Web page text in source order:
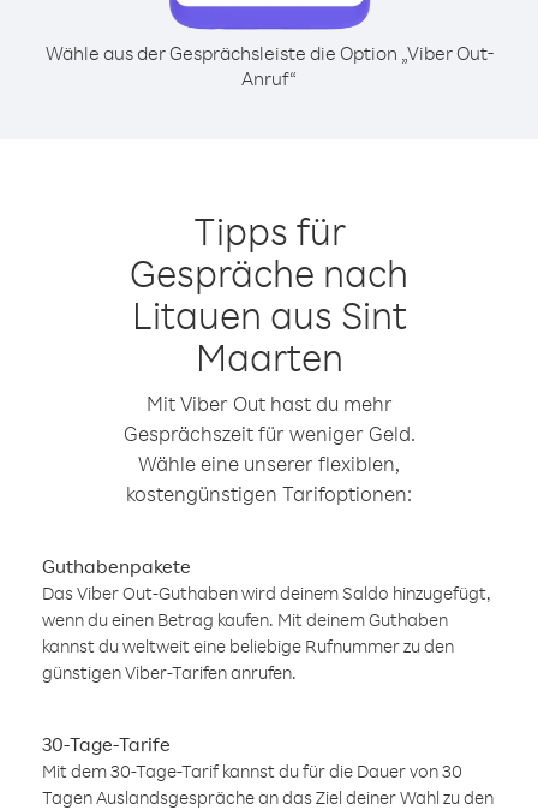
Wähle aus der Gesprächsleiste die Option „Viber Out-
Anruf“
Tipps für
Gespräche nach
Litauen aus Sint
Maarten
Mit Viber Out hast du mehr
Gesprächszeit für weniger Geld.
Wähle eine unserer flexiblen,
kostengünstigen Tarifoptionen:
Guthabenpakete
Das Viber Out-Guthaben wird deinem Saldo hinzugefügt,
wenn du einen Betrag kaufen. Mit deinem Guthaben
kannst du weltweit eine beliebige Rufnummer zu den
günstigen Viber-Tarifen anrufen.
30-Tage-Tarife
Mit dem 30-Tage-Tarif kannst du für die Dauer von 30
Tagen Auslandsgespräche an das Ziel deiner Wahl zu den